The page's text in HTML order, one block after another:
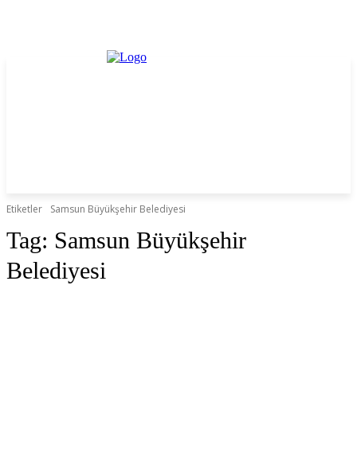
Etiketler Samsun Büyükşehir Belediyesi
Tag: Samsun Büyükşehir
Belediyesi